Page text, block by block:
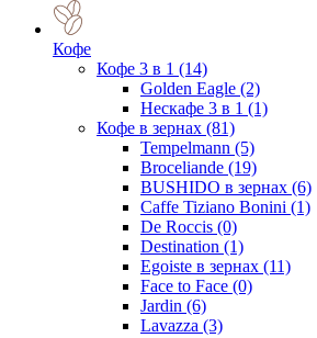
Кофе
Кофе 3 в 1 (14)
Golden Eagle (2)
Нескафе 3 в 1 (1)
Кофе в зернах (81)
Tempelmann (5)
Broceliande (19)
BUSHIDO в зернах (6)
Caffe Tiziano Bonini (1)
De Roccis (0)
Destination (1)
Egoiste в зернах (11)
Face to Face (0)
Jardin (6)
Lavazza (3)